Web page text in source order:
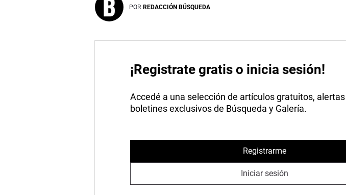
POR REDACCIÓN BÚSQUEDA
¡Registrate gratis o inicia sesión!
Accedé a una selección de artículos gratuitos,
boletines exclusivos de Búsqueda y Galería.
Registrarme
Iniciar sesión